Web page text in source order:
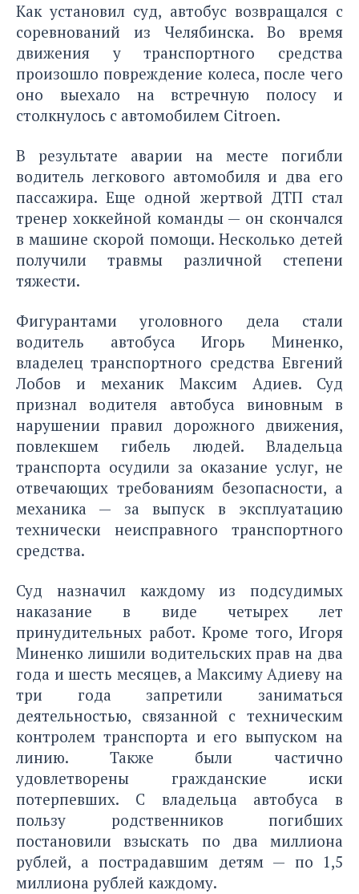
Как установил суд, автобус возвращался с
соревнований из Челябинска. Во время
движения у транспортного средства
произошло повреждение колеса, после чего
оно выехало на встречную полосу и
столкнулось с автомобилем Citroen.
В результате аварии на месте погибли
водитель легкового автомобиля и два его
пассажира. Еще одной жертвой ДТП стал
тренер хоккейной команды — он скончался
в машине скорой помощи. Несколько детей
получили травмы различной степени
тяжести.
Фигурантами уголовного дела стали
водитель автобуса Игорь Миненко,
владелец транспортного средства Евгений
Лобов и механик Максим Адиев. Суд
признал водителя автобуса виновным в
нарушении правил дорожного движения,
повлекшем гибель людей. Владельца
транспорта осудили за оказание услуг, не
отвечающих требованиям безопасности, а
механика — за выпуск в эксплуатацию
технически неисправного транспортного
средства.
Суд назначил каждому из подсудимых
наказание в виде четырех лет
принудительных работ. Кроме того, Игоря
Миненко лишили водительских прав на два
года и шесть месяцев, а Максиму Адиеву на
три года запретили заниматься
деятельностью, связанной с техническим
контролем транспорта и его выпуском на
линию. Также были частично
удовлетворены гражданские иски
потерпевших. С владельца автобуса в
пользу родственников погибших
постановили взыскать по два миллиона
рублей, а пострадавшим детям — по 1,5
миллиона рублей каждому.